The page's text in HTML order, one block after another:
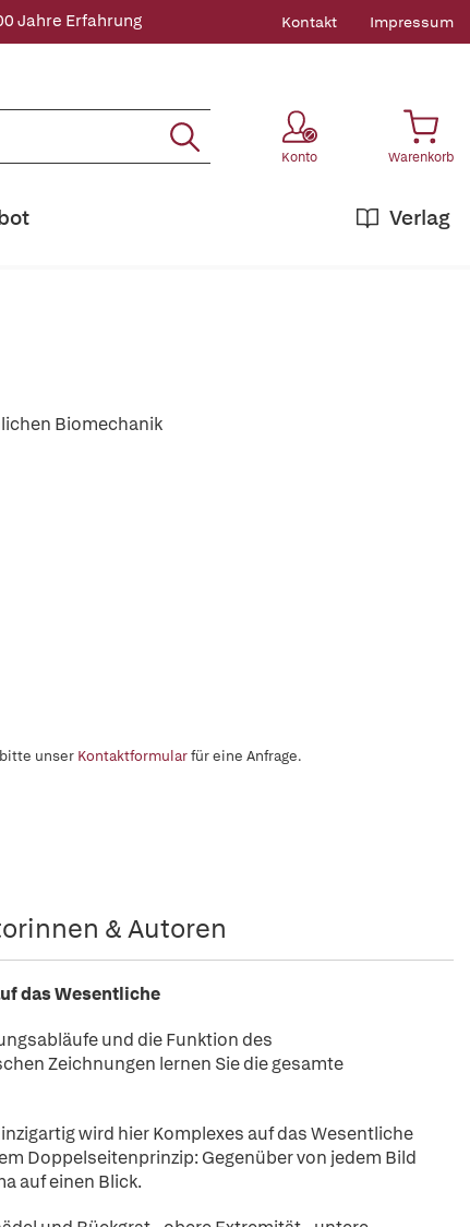
Jahre Erfahrung Kontakt Impressum
Konto Warenkorb
Verlag
Biomechanik
unser Kontaktformularfür eine Anfrage.
& Autoren
das Wesentliche
und die Funktion des
Zeichnungen lernen Sie die gesamte
wird hier Komplexes auf das Wesentliche
Doppelseitenprinzip: Gegenüber von jedem Bild
auf einen Blick.